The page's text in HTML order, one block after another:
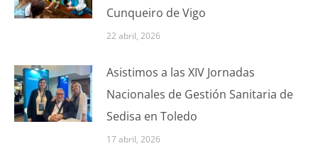
Cunqueiro de Vigo
22 abril, 2026
Asistimos a las XIV Jornadas
Nacionales de Gestión Sanitaria de
Sedisa en Toledo
17 abril, 2026